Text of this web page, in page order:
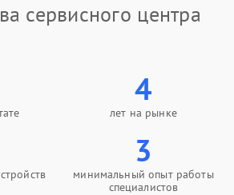
сервисного центра
4
лет на рынке
3
минимальный опыт работы
специалистов